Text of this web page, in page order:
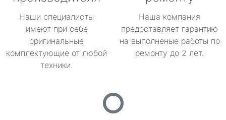
Наши специалисты
имеют при себе
оригинальные
комплектующие от любой
техники.
Наша компания
предоставляет гарантию
на выполненые работы по
ремонту до 2 лет.